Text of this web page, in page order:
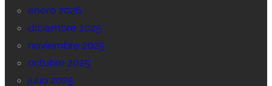
enero 2026
diciembre 2025
noviembre 2025
octubre 2025
julio 2025